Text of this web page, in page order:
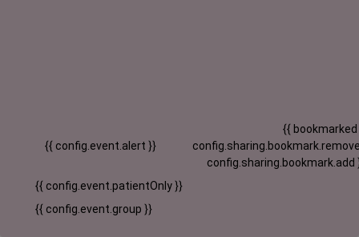
{{ config.event.alert }}
{{ bookmarked
config.sharing.bookmark.add
{{ config.event.patientOnly }}
{{ config.event.group }}